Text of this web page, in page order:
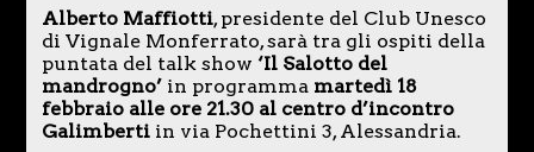
Alberto Maffiotti, presidente del Club Unesco
di Vignale Monferrato, sarà tra gli ospiti della
puntata del talk show ‘Il Salotto del
mandrogno’ in programmamartedì 18
febbraio alle ore 21.30 al centro d’incontro
Galimberti in via Pochettini 3, Alessandria.